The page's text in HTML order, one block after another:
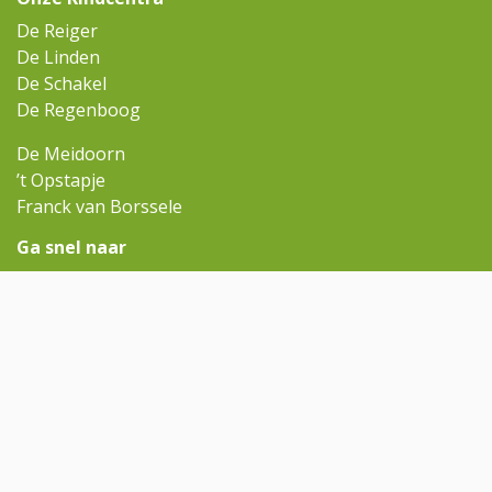
De Reiger
De Linden
De Schakel
De Regenboog
De Meidoorn
’t Opstapje
Franck van Borssele
Ga snel naar